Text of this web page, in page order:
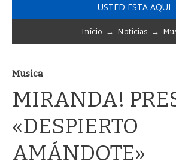
USTED ESTA AQUI
Início → Notícias →
Musica
MIRANDA!
«DESPIERTO
AMÁNDOTE»